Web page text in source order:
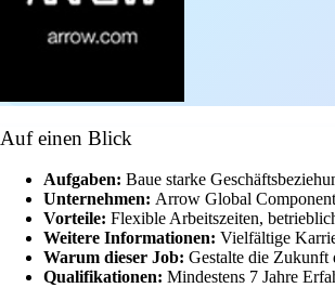
Auf einen Blick
Aufgaben: Baue starke
Unternehmen: Arrow Global
Vorteile: Flexible Arbeitszeiten,
Weitere Informationen: Vielfältige
Warum dieser Job: Gestalte die Zukunft
Qualifikationen: Mindestens 7 Jahre